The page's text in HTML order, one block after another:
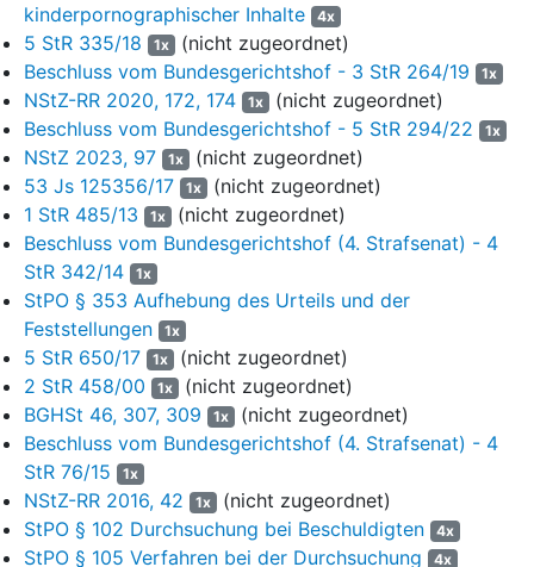
3
Der Angeklagte war bis 2017 in verschiedenen
Kindertagesstätten als Erzieher tätig. Nachdem er im
Rahmen seiner Betreuertätigkeit den unbekleideten
Genitalbereich eines zweijährigen Mädchens gefilmt hatte,
wurden am 15. März 2017 bei ihm anlässlich einer
Wohnungsdurchsuchung mindestens eine
kinderpornographische Videodatei und 2.316
kinderpornographische Fotodateien auf verschiedenen
Speichermedien aufgefunden. Das Landgericht München I
verurteilte den Angeklagten aufgrund dessen am 15. Oktober
2019 wegen Herstellens kinderpornographischer Schriften in
Tateinheit mit Verletzung des höchstpersönlichen
Lebensbereichs durch Bildaufnahmen und mit Besitz
kinderpornographischer Schriften zu einer
Gesamtfreiheitsstrafe von einem Jahr und einem Monat, deren
Vollstreckung zur Bewährung ausgesetzt wurde. Zugleich
sprach es gegen den Angeklagten ein lebenslanges Verbot
aus, als Sozialarbeiter, Sozialpädagoge, Erzieher, Pfleger und
Betreuer von Kindern und Jugendlichen tätig zu sein. Das
Urteil ist am 13. November 2019 in Rechtskraft erwachsen.
kinderpornographischer Inhalte
4x
5 StR 335/18 1x (nicht zugeordnet)
Beschluss vom Bundesgerichtshof - 3 StR 264/19
1x
NStZ-RR 2020, 172, 174 1x (nicht zugeordnet)
Beschluss vom Bundesgerichtshof - 5 StR 294/22
1x
NStZ 2023, 97 1x (nicht zugeordnet)
53 Js 125356/17
1x (nicht zugeordnet)
1 StR 485/13
1x (nicht zugeordnet)
Beschluss vom Bundesgerichtshof (4. Strafsenat) - 4
StR 342/14
1x
StPO § 353 Aufhebung des Urteils und der
Feststellungen
1x
5 StR 650/17 1x (nicht zugeordnet)
2 StR 458/00
1x (nicht zugeordnet)
BGHSt 46, 307, 309
1x (nicht zugeordnet)
Beschluss vom Bundesgerichtshof (4. Strafsenat) - 4
StR 76/15
1x
NStZ-RR 2016, 42 1x (nicht zugeordnet)
StPO § 102 Durchsuchung bei Beschuldigten
4x
StPO § 105 Verfahren bei der Durchsuchung 4x